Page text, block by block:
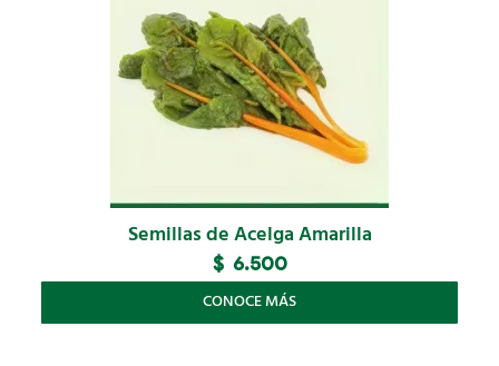
Semillas de Acelga Amarilla
$ 6.500
CONOCE MÁS